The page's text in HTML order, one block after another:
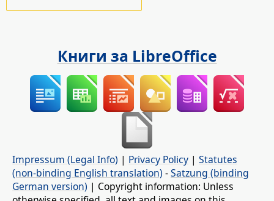
Книги за LibreOffice
Impressum (Legal Info) | Privacy Policy | Statutes
(non-binding English translation) -Satzung (binding
German version) | Copyright information: Unless